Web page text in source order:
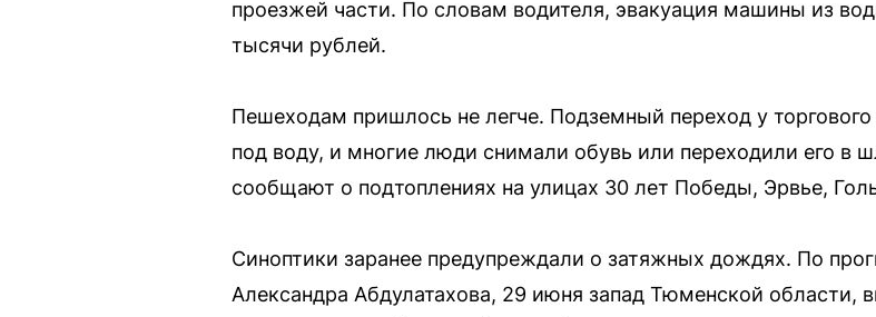
проезжей части. По словам водителя, эвакуация машины из
тысячи рублей.
Пешеходам пришлось не легче. Подземный переход у
под воду, и многие люди снимали обувь или переходили его в
сообщают о подтоплениях на улицах 30 лет Победы, Эрвье,
Синоптики заранее предупреждали о затяжных дождях. По
Александра Абдулатахова, 29 июня запад Тюменской области,